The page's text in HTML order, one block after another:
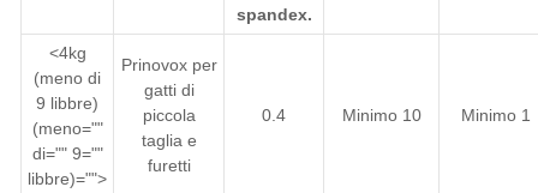
spandex.
<4kg
(meno di
9 libbre)
(meno=""
di="" 9=""
libbre)="">
Prinovox per
gatti di
piccola
taglia e
furetti
0.4 Minimo 10 Minimo 1